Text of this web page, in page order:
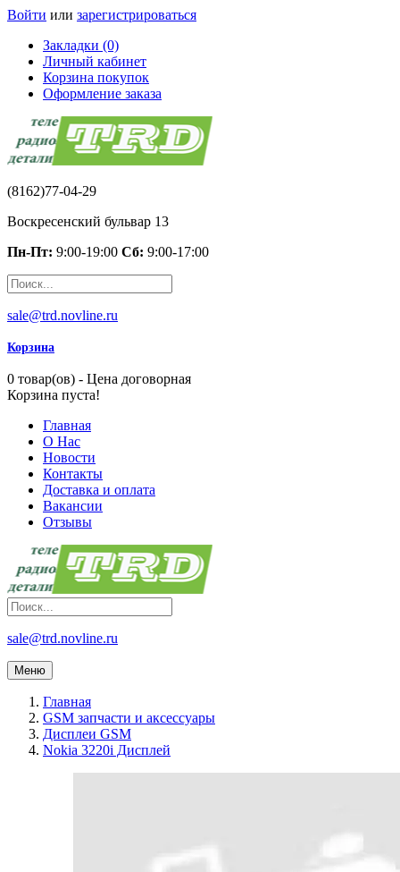
Войти или зарегистрироваться
Закладки (0)
Личный кабинет
Корзина покупок
Оформление заказа
(8162)77-04-29
Воскресенский бульвар 13
Пн-Пт: 9:00-19:00 Сб: 9:00-17:00
sale@trd.novline.ru
Корзина
0 товар(ов) - Цена договорная
Корзина пуста!
Главная
О Нас
Новости
Контакты
Доставка и оплата
Вакансии
Отзывы
sale@trd.novline.ru
Меню
Главная
GSM запчасти и аксессуары
Дисплеи GSM
Nokia 3220i Дисплей